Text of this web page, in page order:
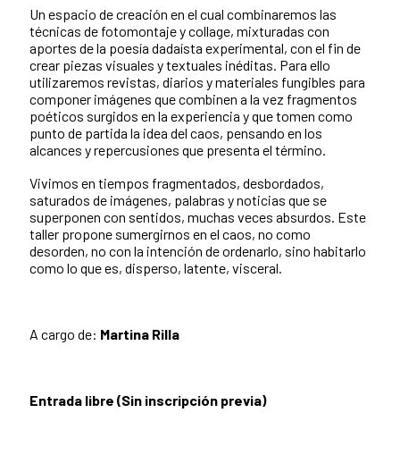
Un espacio de creación en el cual combinaremos las
técnicas de fotomontaje y collage, mixturadas con
aportes de la poesía dadaísta experimental, con el fin de
crear piezas visuales y textuales inéditas. Para ello
utilizaremos revistas, diarios y materiales fungibles para
componer imágenes que combinen a la vez fragmentos
poéticos surgidos en la experiencia y que tomen como
punto de partida la idea del caos, pensando en los
alcances y repercusiones que presenta el término.
Vivimos en tiempos fragmentados, desbordados,
saturados de imágenes, palabras y noticias que se
superponen con sentidos, muchas veces absurdos. Este
taller propone sumergirnos en el caos, no como
desorden, no con la intención de ordenarlo, sino habitarlo
como lo que es, disperso, latente, visceral.
A cargo de: Martina Rilla
Entrada libre (Sin inscripción previa)